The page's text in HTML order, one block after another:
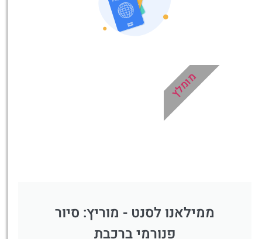
לחצו פה!
ממילאנו לסנט - מוריץ: סיור
פנורמי ברכבת
מומלץ